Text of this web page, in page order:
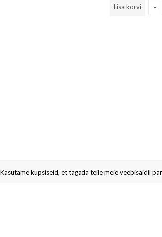
Lisa korvi
Kasutame küpsiseid, et tagada teile meie veebisaidil